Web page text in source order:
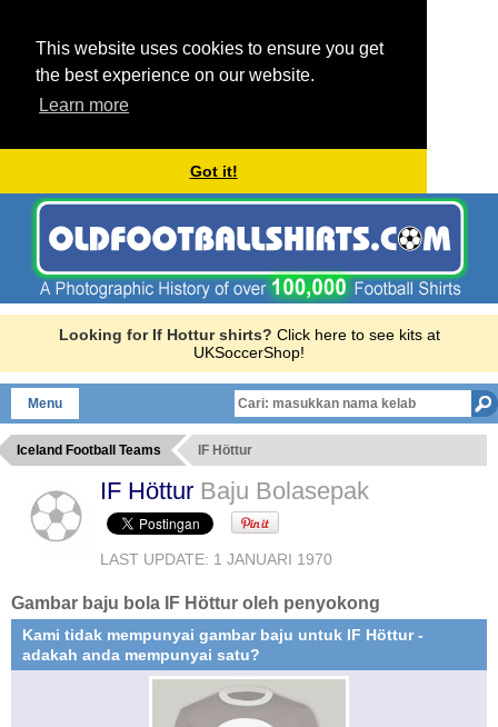
This website uses cookies to ensure you get
the best experience on our website.
Learn more
Got it!
Looking for If Hottur shirts? Click here to see kits at
UKSoccerShop!
Menu
Iceland Football Teams IF Höttur
IF Höttur Baju Bolasepak
LAST UPDATE: 1 JANUARI 1970
Gambar baju bola IF Höttur oleh penyokong
Kami tidak mempunyai gambar baju untuk IF Höttur -
adakah anda mempunyai satu?